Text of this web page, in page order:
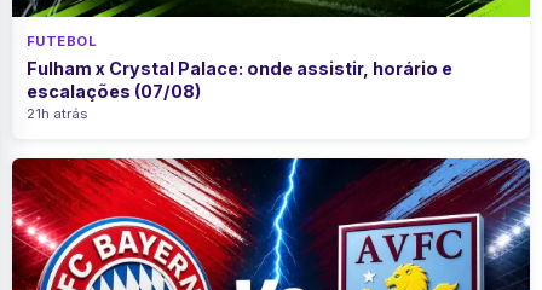
FUTEBOL
Fulham x Crystal Palace: onde assistir, horário e
escalações (07/08)
21h atrás